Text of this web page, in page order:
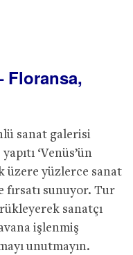
Floransa,
sanat galerisi
‘Venüs’ün
üzere yüzlerce sanat
fırsatı sunuyor. Tur
sanatçı
işlenmiş
unutmayın.